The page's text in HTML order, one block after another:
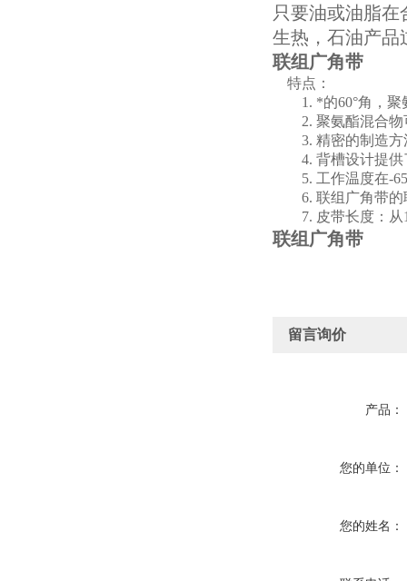
只要油或油脂
生热，石油产品
联组广角带
特点：
1. *的60°角，聚
2. 聚氨酯混合物
3. 精密的制造方
4. 背槽设计提供
5. 工作温度在-
6. 联组广角带的
7. 皮带长度：从
联组广角带
留言询价
产品：
您的单位：
您的姓名：